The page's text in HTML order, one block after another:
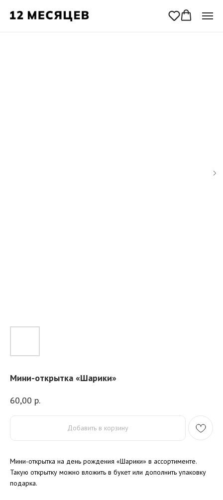
Мини-открытка «Шарики»
60,00 р.
Добавить в корзину
Мини-открытка на день рождения «Шарики» в ассортименте.
Такую открытку можно вложить в букет или дополнить упаковку
подарка.